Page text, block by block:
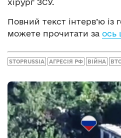
хірург ЗСУ.
Повний текст інтерв’ю із
можете прочитати за ось
STOPRUSSIA АГРЕСІЯ РФ ВІЙНА